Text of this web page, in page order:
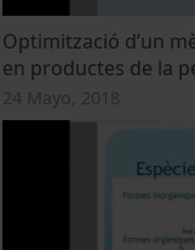
Optimització d’un
en productes de la
24 Mayo, 2018